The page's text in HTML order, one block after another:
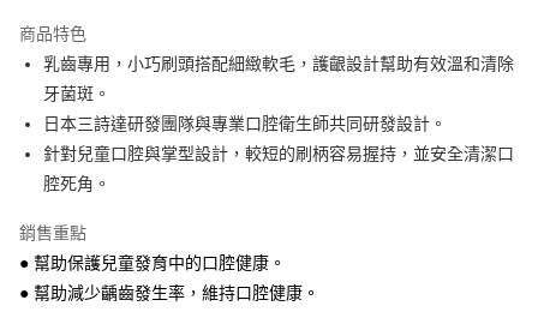
LINE Pay
Apple Pay
街口支付
悠遊付
Google Pay
商品特色
乳齒專用，小巧刷頭搭配細緻軟毛，護齦設計幫助有效溫和清除
牙菌斑。
日本三詩達研發團隊與專業口腔衛生師共同研發設計。
針對兒童口腔與掌型設計，較短的刷柄容易握持，並安全清潔口
腔死角。
銷售重點
● 幫助保護兒童發育中的口腔健康。
● 幫助減少齲齒發生率，維持口腔健康。